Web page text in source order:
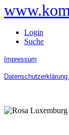
Login
Suche
Impressum